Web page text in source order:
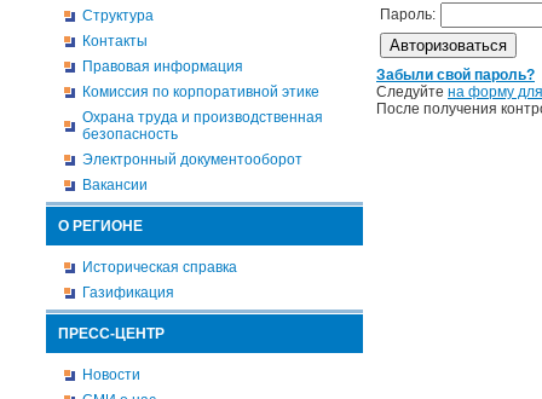
Структура
Контакты
Правовая информация
Комиссия по корпоративной этике
Охрана труда и производственная
безопасность
Электронный документооборот
Вакансии
О РЕГИОНЕ
Историческая справка
Газификация
ПРЕСС-ЦЕНТР
Новости
Пароль:
Забыли свой пароль?
Следуйте на форму
После получения